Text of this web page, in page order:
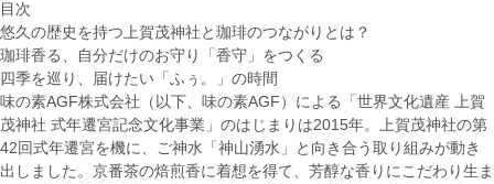
目次
悠久の歴史を持つ上賀茂神社と珈琲のつながりとは？
珈琲香る、自分だけのお守り「香守」をつくる
四季を巡り、届けたい「ふぅ。」の時間
味の素AGF株式会社（以下、味の素AGF）による「世界文化遺産 上賀
茂神社 式年遷宮記念文化事業」のはじまりは2015年。上賀茂神社の第
42回式年遷宮を機に、ご神水「神山湧水」と向き合う取り組みが動き
出しました。京番茶の焙煎香に着想を得て、芳醇な香りにこだわり生ま